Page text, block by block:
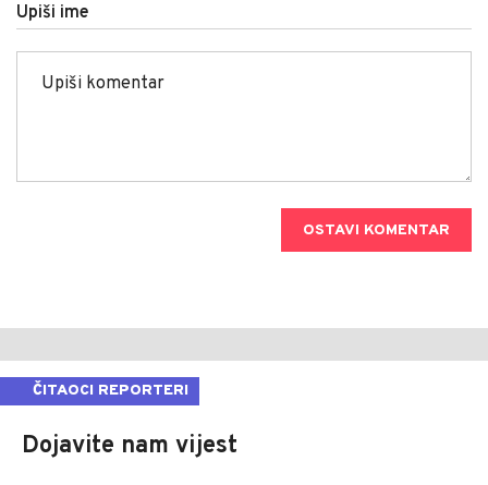
Upiši ime
OSTAVI KOMENTAR
ČITAOCI REPORTERI
Dojavite nam vijest